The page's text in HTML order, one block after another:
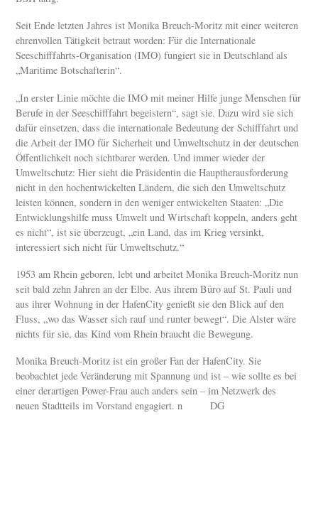
Seit Ende letzten Jahres ist Monika Breuch-Moritz mit einer weiteren
ehrenvollen Tätigkeit betraut worden: Für die Internationale
Seeschifffahrts-Organisation (IMO) fungiert sie in Deutschland als
„Maritime Botschafterin“.
„In erster Linie möchte die IMO mit meiner Hilfe junge Menschen für
Berufe in der Seeschifffahrt begeistern“, sagt sie. Dazu wird sie sich
dafür einsetzen, dass die internationale Bedeutung der Schifffahrt und
die Arbeit der IMO für Sicherheit und Umweltschutz in der deutschen
Öffentlichkeit noch sichtbarer werden. Und immer wieder der
Umweltschutz: Hier sieht die Präsidentin die Hauptherausforderung
nicht in den hochentwickelten Ländern, die sich den Umweltschutz
leisten können, sondern in den weniger entwickelten Staaten: „Die
Entwicklungshilfe muss Umwelt und Wirtschaft koppeln, anders geht
es nicht“, ist sie überzeugt, „ein Land, das im Krieg versinkt,
interessiert sich nicht für Umweltschutz.“
1953 am Rhein geboren, lebt und arbeitet Monika Breuch-Moritz nun
seit bald zehn Jahren an der Elbe. Aus ihrem Büro auf St. Pauli und
aus ihrer Wohnung in der HafenCity genießt sie den Blick auf den
Fluss, „wo das Wasser sich rauf und runter bewegt“. Die Alster wäre
nichts für sie, das Kind vom Rhein braucht die Bewegung.
Monika Breuch-Moritz ist ein großer Fan der HafenCity. Sie
beobachtet jede Veränderung mit Spannung und ist – wie sollte es bei
einer derartigen Power-Frau auch anders sein – im Netzwerk des
neuen Stadtteils im Vorstand engagiert. n DG